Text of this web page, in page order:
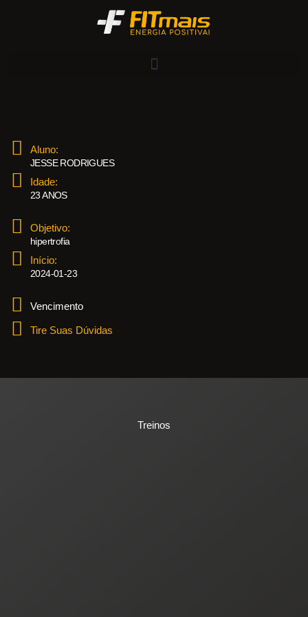
Aluno:
JESSE RODRIGUES
Idade:
23 ANOS
Objetivo:
hipertrofia
Início:
2024-01-23
Vencimento
Tire Suas Dúvidas
Treinos